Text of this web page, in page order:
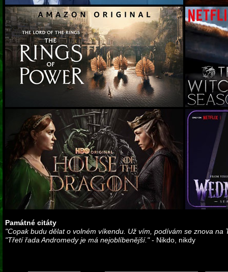
Památné citáty
"Copak budu dělat o volném víkendu. Už vím, podívám se znova na
"Třetí řada Andromedy je má nejoblíbenější."- Nikdo, nikdy